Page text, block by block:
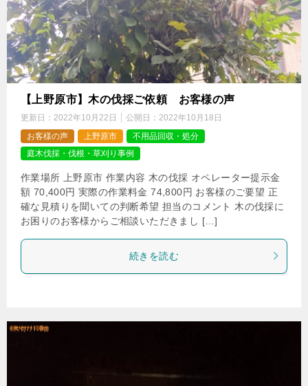
【上野原市】木の伐採ご依頼 お客様の声
更新日： 2022年10月22日 公開日： 2022年10月18日
お客様の声
上野原市
不用品回収・処分
庭木伐採・伐根・草刈り事例
作業場所 上野原市 作業内容 木の伐採 オペレーター提示金
額 70,400円 実際の作業料金 74,800円 お客様のご要望 正
確な見積りを聞いての判断希望 担当のコメント 木の伐採に
お困りのお客様からご相談いただきまし […]
続きを読む